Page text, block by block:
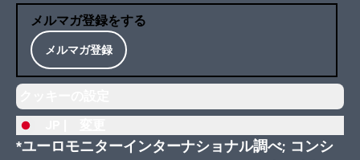
メルマガ登録をする
メルマガ登録
*ユーロモニターインターナショナル調べ; コンシ